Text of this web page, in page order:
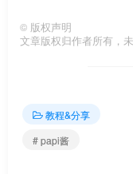
条微博价值1亿，她
酱
© 版权声明
文章版权归作者所有，
教程&分享
# papi酱